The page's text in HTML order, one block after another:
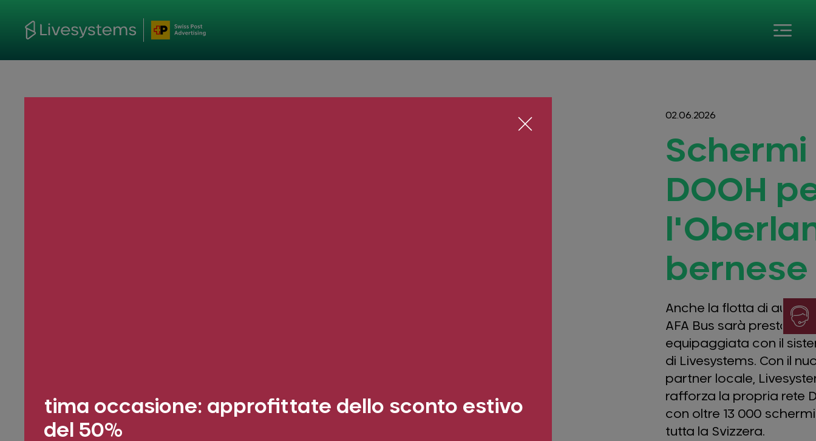
02.06.2026
Schermi
DOOH
bernese
Anche la flotta di
AFA Bus sarà presto
equipaggiata con il
di Livesystems. Con il
partner locale,
rafforza la propria rete
con oltre 13 000
tutta la Svizzera.
tima occasione: approfittate dello sconto estivo
del 50%